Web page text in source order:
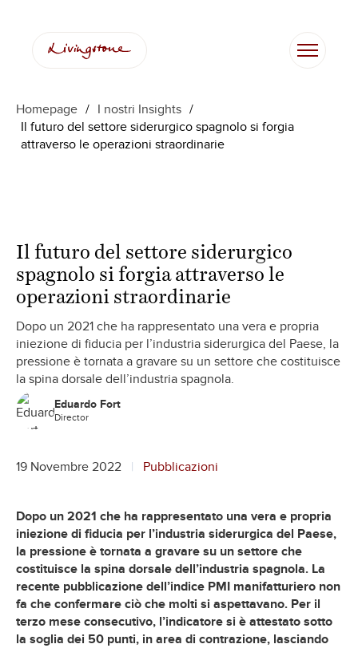
contenuto
Homepage / I nostri Insights /
Il futuro del settore siderurgico spagnolo si forgia
attraverso le operazioni straordinarie
Il futuro del settore siderurgico
spagnolo si forgia attraverso le
operazioni straordinarie
Dopo un 2021 che ha rappresentato una vera e propria
iniezione di fiducia per l’industria siderurgica del Paese, la
pressione è tornata a gravare su un settore che costituisce
la spina dorsale dell’industria spagnola.
Eduardo Fort
Director
19 Novembre 2022 Pubblicazioni
Dopo un 2021 che ha rappresentato una vera e propria
iniezione di fiducia per l’industria siderurgica del Paese,
la pressione è tornata a gravare su un settore che
costituisce la spina dorsale dell’industria spagnola. La
recente pubblicazione dell’indice PMI manifatturiero non
fa che confermare ciò che molti si aspettavano. Per il
terzo mese consecutivo, l’indicatore si è attestato sotto
la soglia dei 50 punti, in area di contrazione, lasciando